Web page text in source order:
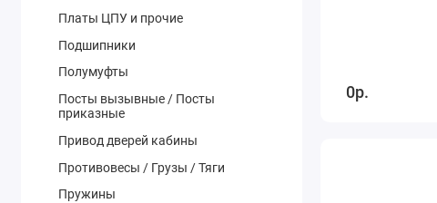
Платы ЦПУ и прочие
Подшипники
Полумуфты
Посты вызывные / Посты
приказные
Привод дверей кабины
Противовесы / Грузы / Тяги
Пружины
0р.